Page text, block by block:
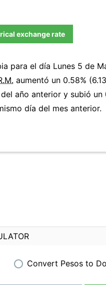
exchange rate
para el día Lunes 5 de
aumentó un 0.58% (6.13
año anterior y subió un
día del mes anterior.
Convert Pesos to